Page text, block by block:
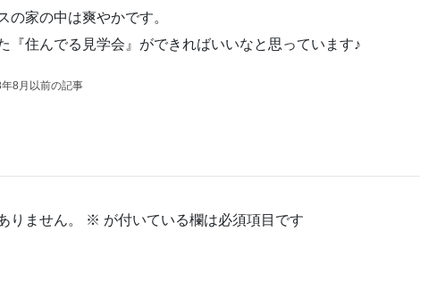
の家の中は爽やかです。
『住んでる見学会』ができればいいなと思っています♪
8月以前の記事
りません。 ※ が付いている欄は必須項目です